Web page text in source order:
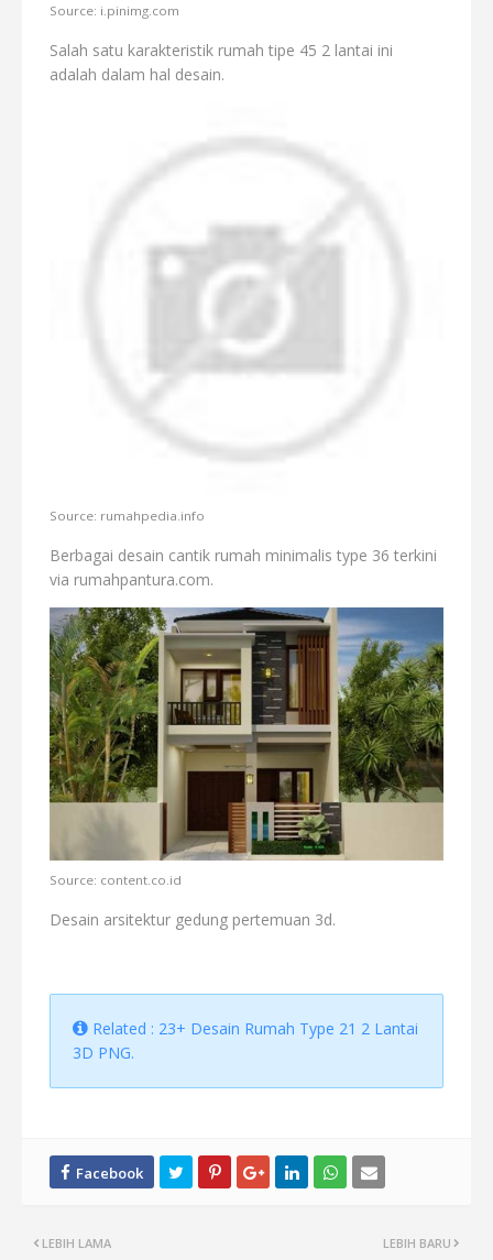
Source: i.pinimg.com
Salah satu karakteristik rumah tipe 45 2 lantai ini
adalah dalam hal desain.
Source: rumahpedia.info
Berbagai desain cantik rumah minimalis type 36 terkini
via rumahpantura.com.
Source: content.co.id
Desain arsitektur gedung pertemuan 3d.
Related : 23+ Desain Rumah Type 21 2 Lantai
3D PNG.
LEBIH BARU
LEBIH LAMA